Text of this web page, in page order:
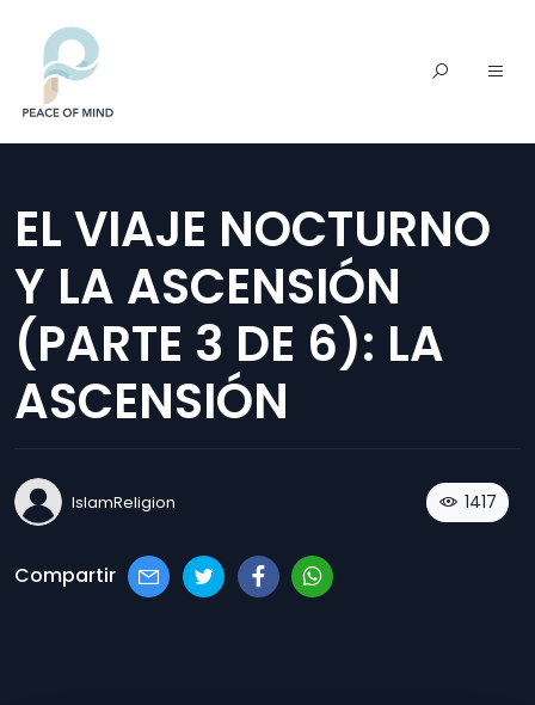
EL VIAJE NOCTURNO
Y LA ASCENSIÓN
(PARTE 3 DE 6): LA
ASCENSIÓN
IslamReligion 1417
Compartir